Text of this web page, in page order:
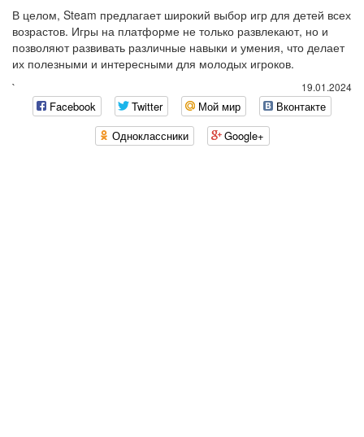
В целом, Steam предлагает широкий выбор игр для детей всех
возрастов. Игры на платформе не только развлекают, но и
позволяют развивать различные навыки и умения, что делает
их полезными и интересными для молодых игроков.
19.01.2024
`
Facebook Twitter Мой мир
Вконтакте
Одноклассники
Google+